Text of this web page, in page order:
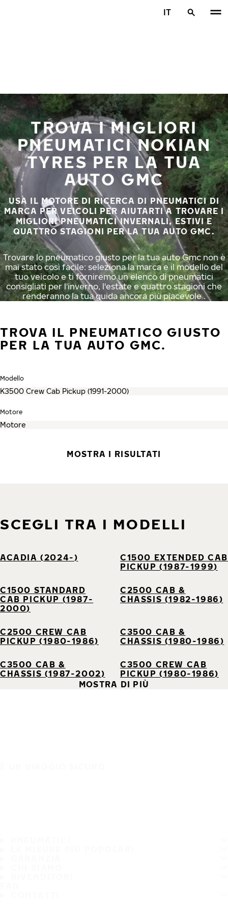
IT
TROVA I MIGLIORI
PNEUMATICI NOKIAN
TYRES PER LA TUA
AUTO GMC
USA IL MOTORE DI RICERCA DI PNEUMATICI DI
MARCA PER VEICOLI PER AIUTARTI A TROVARE I
MIGLIORI PNEUMATICI INVERNALI, ESTIVI E
QUATTRO STAGIONI PER LA TUA AUTO GMC.
Trovare lo pneumatico giusto per la tua auto Gmc non è
mai stato così facile: seleziona la marca e il modello del
tuo veicolo e ti forniremo un elenco di pneumatici
consigliati per l'inverno, l'estate e quattro stagioni che
renderanno la tua guida ancora più piacevole .
TROVA IL PNEUMATICO GIUSTO
PER LA TUA AUTO GMC.
Modello
Motore
MOSTRA I RISULTATI
SCEGLI TRA I MODELLI
ACADIA (2024-)
C1500 EXTENDED CAB
PICKUP (1987-1999)
C1500 STANDARD
CAB PICKUP (1987-
2000)
C2500 CAB &
CHASSIS (1982-1986)
C2500 CREW CAB
PICKUP (1980-1986)
C3500 CAB &
CHASSIS (1980-1986)
C3500 CAB &
CHASSIS (1987-2002)
C3500 CREW CAB
PICKUP (1980-1986)
MOSTRA DI PIÙ